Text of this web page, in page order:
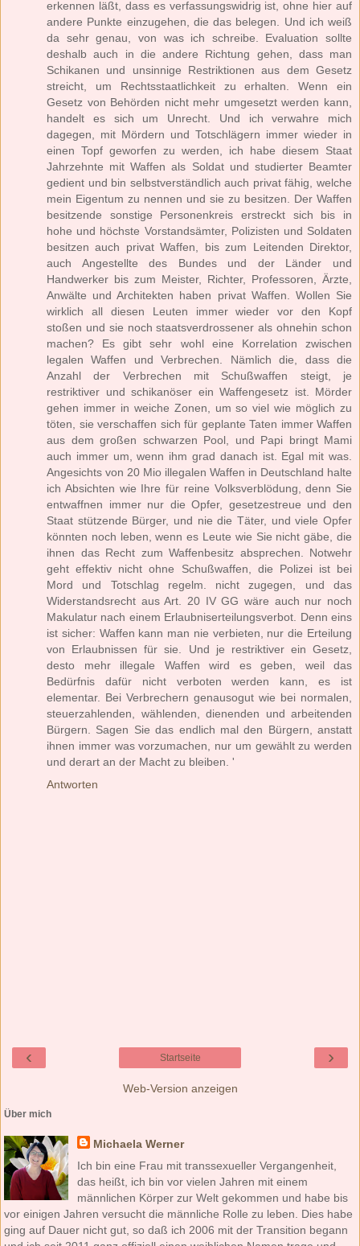
erkennen läßt, dass es verfassungswidrig ist, ohne hier auf
andere Punkte einzugehen, die das belegen. Und ich weiß
da sehr genau, von was ich schreibe. Evaluation sollte
deshalb auch in die andere Richtung gehen, dass man
Schikanen und unsinnige Restriktionen aus dem Gesetz
streicht, um Rechtsstaatlichkeit zu erhalten. Wenn ein
Gesetz von Behörden nicht mehr umgesetzt werden kann,
handelt es sich um Unrecht. Und ich verwahre mich
dagegen, mit Mördern und Totschlägern immer wieder in
einen Topf geworfen zu werden, ich habe diesem Staat
Jahrzehnte mit Waffen als Soldat und studierter Beamter
gedient und bin selbstverständlich auch privat fähig, welche
mein Eigentum zu nennen und sie zu besitzen. Der Waffen
besitzende sonstige Personenkreis erstreckt sich bis in
hohe und höchste Vorstandsämter, Polizisten und Soldaten
besitzen auch privat Waffen, bis zum Leitenden Direktor,
auch Angestellte des Bundes und der Länder und
Handwerker bis zum Meister, Richter, Professoren, Ärzte,
Anwälte und Architekten haben privat Waffen. Wollen Sie
wirklich all diesen Leuten immer wieder vor den Kopf
stoßen und sie noch staatsverdrossener als ohnehin schon
machen? Es gibt sehr wohl eine Korrelation zwischen
legalen Waffen und Verbrechen. Nämlich die, dass die
Anzahl der Verbrechen mit Schußwaffen steigt, je
restriktiver und schikanöser ein Waffengesetz ist. Mörder
gehen immer in weiche Zonen, um so viel wie möglich zu
töten, sie verschaffen sich für geplante Taten immer Waffen
aus dem großen schwarzen Pool, und Papi bringt Mami
auch immer um, wenn ihm grad danach ist. Egal mit was.
Angesichts von 20 Mio illegalen Waffen in Deutschland halte
ich Absichten wie Ihre für reine Volksverblödung, denn Sie
entwaffnen immer nur die Opfer, gesetzestreue und den
Staat stützende Bürger, und nie die Täter, und viele Opfer
könnten noch leben, wenn es Leute wie Sie nicht gäbe, die
ihnen das Recht zum Waffenbesitz absprechen. Notwehr
geht effektiv nicht ohne Schußwaffen, die Polizei ist bei
Mord und Totschlag regelm. nicht zugegen, und das
Widerstandsrecht aus Art. 20 IV GG wäre auch nur noch
Makulatur nach einem Erlaubniserteilungsverbot. Denn eins
ist sicher: Waffen kann man nie verbieten, nur die Erteilung
von Erlaubnissen für sie. Und je restriktiver ein Gesetz,
desto mehr illegale Waffen wird es geben, weil das
Bedürfnis dafür nicht verboten werden kann, es ist
elementar. Bei Verbrechern genausogut wie bei normalen,
steuerzahlenden, wählenden, dienenden und arbeitenden
Bürgern. Sagen Sie das endlich mal den Bürgern, anstatt
ihnen immer was vorzumachen, nur um gewählt zu werden
und derart an der Macht zu bleiben. '
Antworten
‹ ›
Startseite
Web-Version anzeigen
Über mich
Michaela Werner
Ich bin eine Frau mit transsexueller Vergangenheit,
das heißt, ich bin vor vielen Jahren mit einem
männlichen Körper zur Welt gekommen und habe bis
vor einigen Jahren versucht die männliche Rolle zu leben. Dies habe
ging auf Dauer nicht gut, so daß ich 2006 mit der Transition begann